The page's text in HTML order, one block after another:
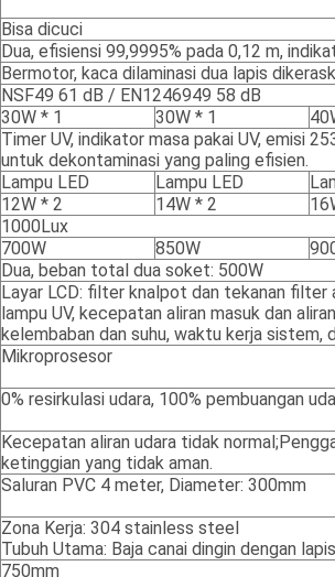
Bisa dicuci
Dua, efisiensi 99,9995% pada 0,12 m,
Bermotor, kaca dilaminasi dua lapis
NSF49 61 dB / EN1246949 58 dB
30W * 1 30W * 1
Timer UV, indikator masa pakai UV, emisi
untuk dekontaminasi yang paling efisien.
Lampu LED Lampu LED
12W * 2
14W * 2
1000Lux
700W 850W
Dua, beban total dua soket: 500W
Layar LCD: filter knalpot dan tekanan
lampu UV, kecepatan aliran masuk dan
kelembaban dan suhu, waktu kerja sistem,
Mikroprosesor
0% resirkulasi udara, 100% pembuangan
Kecepatan aliran udara tidak
ketinggian yang tidak aman.
Saluran PVC 4 meter, Diameter: 300mm
Zona Kerja: 304 stainless steel
Tubuh Utama: Baja canai dingin dengan
750mm